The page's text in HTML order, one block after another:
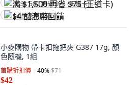
满 $1,500 再省 $75 (王道卡)
$4 酷澎幣回饋
小麥購物 帶卡扣拖把夾 G387 17g, 顏
色隨機, 1組
首購折扣價 40%$71
$42